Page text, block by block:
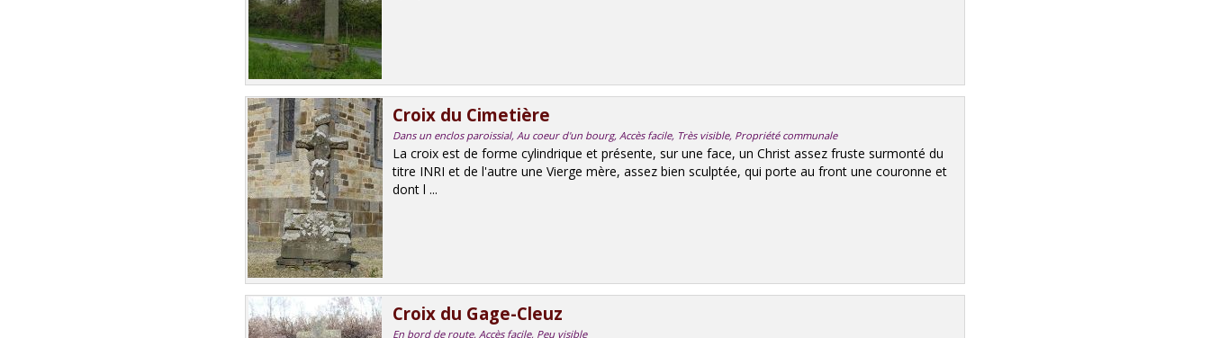
Croix du Cimetière
Dans un enclos paroissial, Au coeur d'un bourg, Accès facile, Très visible, Propriété communale
La croix est de forme cylindrique et présente, sur une face, un Christ assez fruste surmonté du
titre INRI et de l'autre une Vierge mère, assez bien sculptée, qui porte au front une couronne et
dont l ...
Croix du Gage-Cleuz
En bord de route, Accès facile, Peu visible